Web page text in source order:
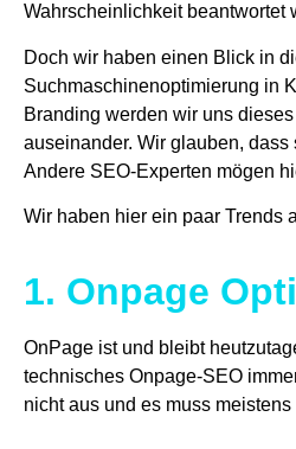
Wahrscheinlichkeit beantwortet
Doch wir haben einen Blick in
Suchmaschinenoptimierung in
Branding werden wir uns
auseinander. Wir glauben,
Andere SEO-Experten mögen
Wir haben hier ein paar Trends
1. Onpage
OnPage ist und bleibt
technisches Onpage-SEO
nicht aus und es muss